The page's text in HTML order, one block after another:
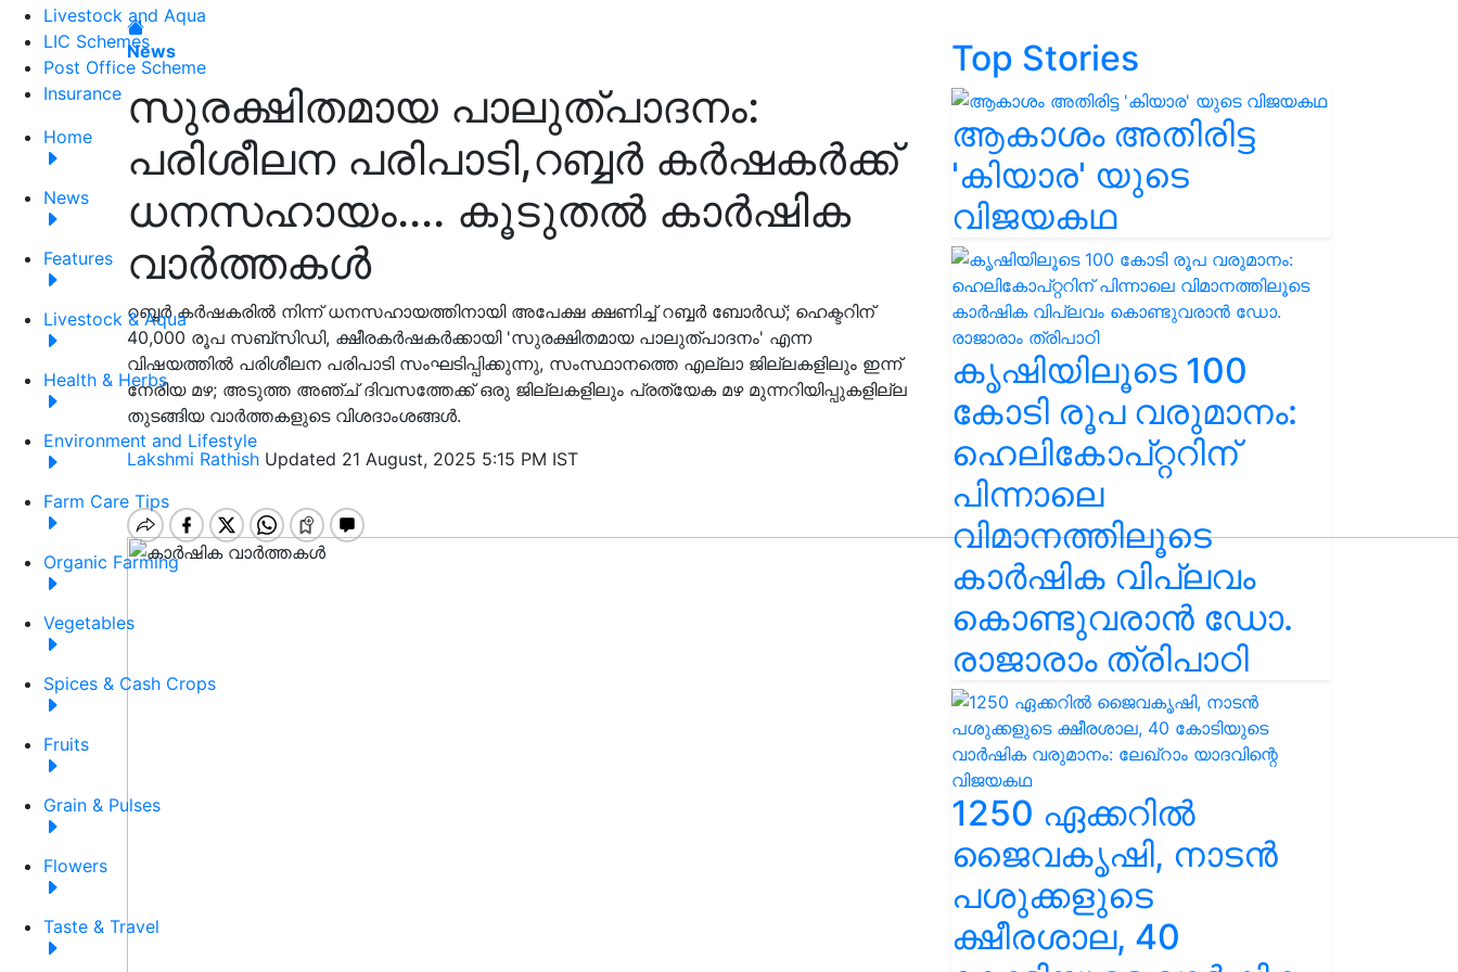
Livestock and Aqua
LIC Schemes
Post Office Scheme
Insurance
Home
News
Features
Livestock & Aqua
Health & Herbs
Environment and Lifestyle
Farm Care Tips
Organic Farming
Vegetables
Spices & Cash Crops
Fruits
Grain & Pulses
Flowers
Taste & Travel
News
സുരക്ഷിതമായ പാലുത്പാദനം:
പരിശീലന പരിപാടി,റബ്ബർ കർഷകർക്ക്
ധനസഹായം.... കൂടുതൽ കാർഷിക
വാർത്തകൾ
റബ്ബർ കർഷകരിൽ നിന്ന് ധനസഹായത്തിനായി അപേക്ഷ ക്ഷണിച്ച് റബ്ബർ ബോർഡ്; ഹെക്ടറിന്
40,000 രൂപ സബ്‌സിഡി, ക്ഷീരകര്‍ഷകര്‍ക്കായി 'സുരക്ഷിതമായ പാലുത്പാദനം' എന്ന
വിഷയത്തില്‍ പരിശീലന പരിപാടി സംഘടിപ്പിക്കുന്നു, സംസ്ഥാനത്തെ എല്ലാ ജില്ലകളിലും ഇന്ന്
നേരിയ മഴ; അടുത്ത അഞ്ച് ദിവസത്തേക്ക് ഒരു ജില്ലകളിലും പ്രത്യേക മഴ മുന്നറിയിപ്പുകളില്ല
തുടങ്ങിയ വാർത്തകളുടെ വിശദാംശങ്ങൾ.
Lakshmi Rathish Updated 21 August, 2025 5:15 PM IST
Top Stories
ആകാശം അതിരിട്ട
'കിയാര' യുടെ
വിജയകഥ
കൃഷിയിലൂടെ 100
കോടി രൂപ വരുമാനം:
ഹെലികോപ്റ്ററിന്
പിന്നാലെ
വിമാനത്തിലൂടെ
കാർഷിക വിപ്ലവം
കൊണ്ടുവരാൻ ഡോ.
രാജാരാം ത്രിപാഠി
1250 ഏക്കറിൽ
ജൈവകൃഷി, നാടൻ
പശുക്കളുടെ
ക്ഷീരശാല, 40